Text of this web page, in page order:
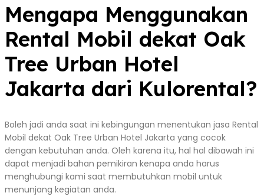
Mengapa Menggunakan
Rental Mobil dekat Oak
Tree Urban Hotel
Jakarta dari Kulorental?
Boleh jadi anda saat ini kebingungan menentukan jasa Rental
Mobil dekat Oak Tree Urban Hotel Jakarta yang cocok
dengan kebutuhan anda. Oleh karena itu, hal hal dibawah ini
dapat menjadi bahan pemikiran kenapa anda harus
menghubungi kami saat membutuhkan mobil untuk
menunjang kegiatan anda.